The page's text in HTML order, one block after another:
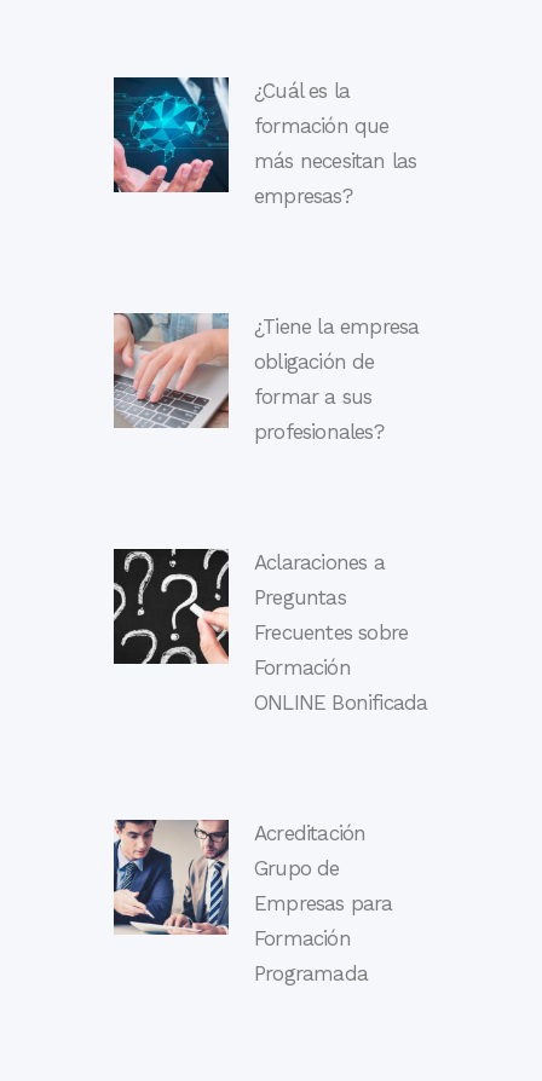
¿Cuál es la
formación que
más necesitan las
empresas?
¿Tiene la empresa
obligación de
formar a sus
profesionales?
Aclaraciones a
Preguntas
Frecuentes sobre
Formación
ONLINE Bonificada
Acreditación
Grupo de
Empresas para
Formación
Programada